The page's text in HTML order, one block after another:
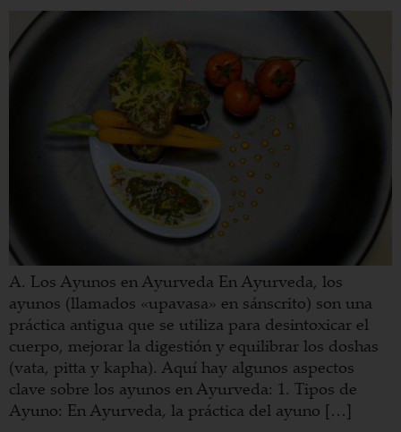
A. Los Ayunos en Ayurveda En Ayurveda, los
ayunos (llamados «upavasa» en sánscrito) son una
práctica antigua que se utiliza para desintoxicar el
cuerpo, mejorar la digestión y equilibrar los doshas
(vata, pitta y kapha). Aquí hay algunos aspectos
clave sobre los ayunos en Ayurveda: 1. Tipos de
Ayuno: En Ayurveda, la práctica del ayuno […]